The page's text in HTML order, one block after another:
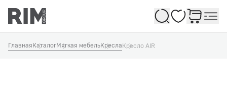
Избранное
Главная КаталогМягкая мебельКреслаКресло AIR